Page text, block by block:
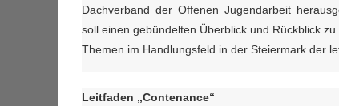
Dachverband der Offenen Jugendarbeit
soll einen gebündelten Überblick und Rückblick
Themen im Handlungsfeld in der Steiermark der
Leitfaden „Contenance“